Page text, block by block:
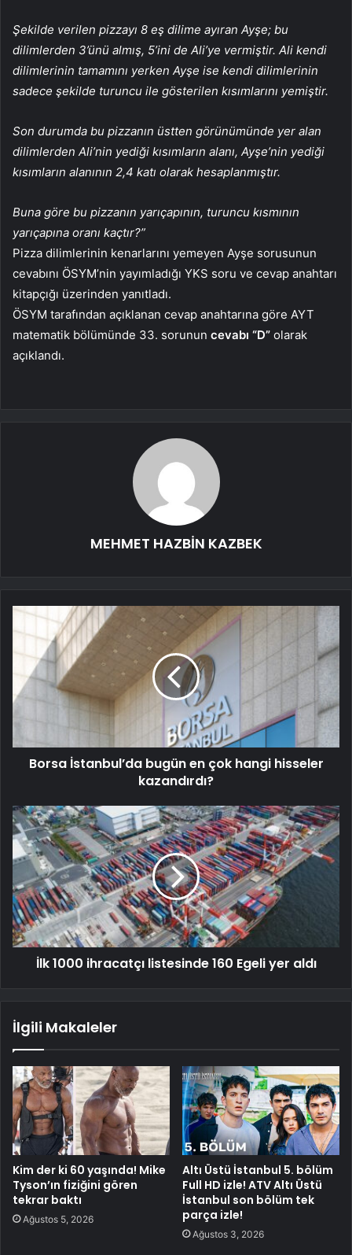
Şekilde verilen pizzayı 8 eş dilime ayıran Ayşe; bu
dilimlerden 3’ünü almış, 5’ini de Ali’ye vermiştir. Ali kendi
dilimlerinin tamamını yerken Ayşe ise kendi dilimlerinin
sadece şekilde turuncu ile gösterilen kısımlarını yemiştir.
Son durumda bu pizzanın üstten görünümünde yer alan
dilimlerden Ali’nin yediği kısımların alanı, Ayşe’nin yediği
kısımların alanının 2,4 katı olarak hesaplanmıştır.
Buna göre bu pizzanın yarıçapının, turuncu kısmının
yarıçapına oranı kaçtır?”
Pizza dilimlerinin kenarlarını yemeyen Ayşe sorusunun
cevabını ÖSYM’nin yayımladığı YKS soru ve cevap anahtarı
kitapçığı üzerinden yanıtladı.
ÖSYM tarafından açıklanan cevap anahtarına göre AYT
matematik bölümünde 33. sorunun cevabı “D” olarak
açıklandı.
MEHMET HAZBİN KAZBEK
Borsa İstanbul’da bugün en çok hangi hisseler
kazandırdı?
İlk 1000 ihracatçı listesinde 160 Egeli yer aldı
İlgili Makaleler
Kim der ki 60 yaşında! Mike
Tyson’ın fiziğini gören
tekrar baktı
Ağustos 5, 2026
Altı Üstü İstanbul 5. bölüm
Full HD izle! ATV Altı Üstü
İstanbul son bölüm tek
parça izle!
Ağustos 3, 2026